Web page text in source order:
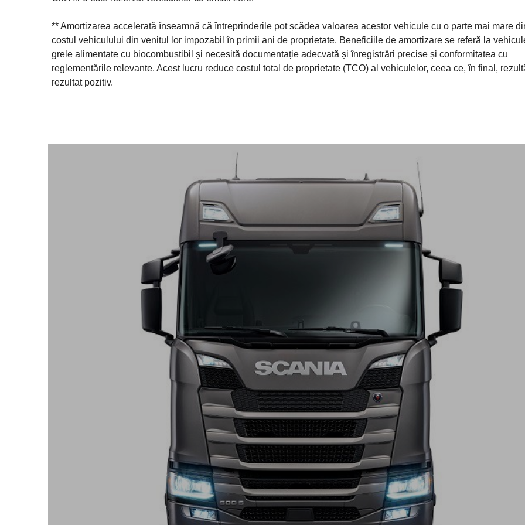
** Amortizarea accelerată înseamnă că întreprinderile pot scădea valoarea acestor vehicule cu o parte mai mare
costul vehiculului din venitul lor impozabil în primii ani de proprietate. Beneficiile de amortizare se referă la
grele alimentate cu biocombustibil și necesită documentație adecvată și înregistrări precise și conformitatea cu
reglementările relevante. Acest lucru reduce costul total de proprietate (TCO) al vehiculelor, ceea ce, în final,
rezultat pozitiv.